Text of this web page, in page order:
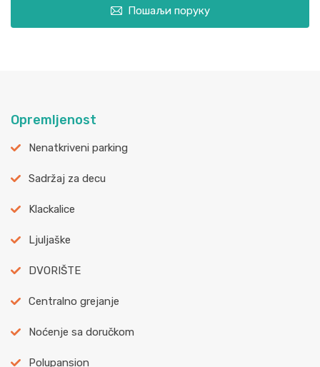
Пошаљи поруку
Opremljenost
Nenatkriveni parking
Sadržaj za decu
Klackalice
Ljuljaške
DVORIŠTE
Centralno grejanje
Noćenje sa doručkom
Polupansion